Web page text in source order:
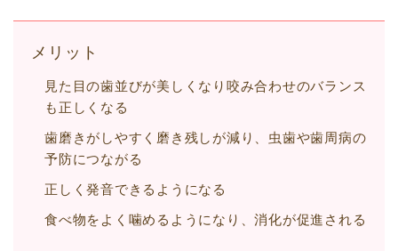
メリット
見た目の歯並びが美しくなり咬み合わせのバランス
も正しくなる
歯磨きがしやすく磨き残しが減り、虫歯や歯周病の
予防につながる
正しく発音できるようになる
食べ物をよく噛めるようになり、消化が促進される